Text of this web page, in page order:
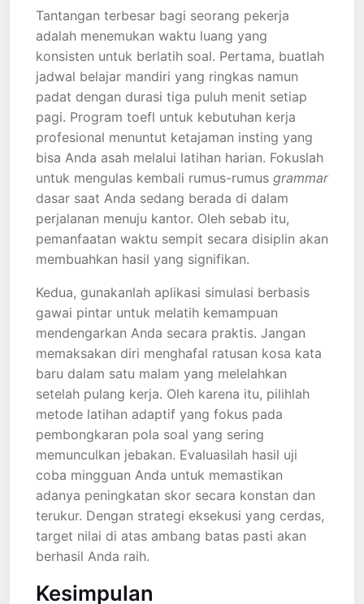
Tantangan terbesar bagi seorang pekerja
adalah menemukan waktu luang yang
konsisten untuk berlatih soal. Pertama, buatlah
jadwal belajar mandiri yang ringkas namun
padat dengan durasi tiga puluh menit setiap
pagi. Program toefl untuk kebutuhan kerja
profesional menuntut ketajaman insting yang
bisa Anda asah melalui latihan harian. Fokuslah
untuk mengulas kembali rumus-rumus grammar
dasar saat Anda sedang berada di dalam
perjalanan menuju kantor. Oleh sebab itu,
pemanfaatan waktu sempit secara disiplin akan
membuahkan hasil yang signifikan.
Kedua, gunakanlah aplikasi simulasi berbasis
gawai pintar untuk melatih kemampuan
mendengarkan Anda secara praktis. Jangan
memaksakan diri menghafal ratusan kosa kata
baru dalam satu malam yang melelahkan
setelah pulang kerja. Oleh karena itu, pilihlah
metode latihan adaptif yang fokus pada
pembongkaran pola soal yang sering
memunculkan jebakan. Evaluasilah hasil uji
coba mingguan Anda untuk memastikan
adanya peningkatan skor secara konstan dan
terukur. Dengan strategi eksekusi yang cerdas,
target nilai di atas ambang batas pasti akan
berhasil Anda raih.
Kesimpulan